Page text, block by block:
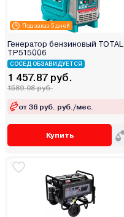
Под заказ 5 дней
Генератор бензиновый TOTAL
TP515006
СОСЕД ОБЗАВИДУЕТСЯ
1 457.87 руб.
1589.08 руб.
от 36 руб. руб./мес.
Купить